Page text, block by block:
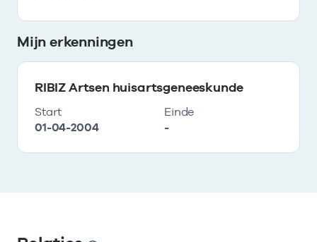
Mijn erkenningen
RIBIZ Artsen huisartsgeneeskunde
Start
01-04-2004
Einde
-